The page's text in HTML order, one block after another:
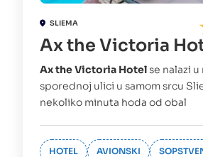
SLIEMA
Ax the Victoria
Ax the Victoria Hotelse nalazi
sporednoj ulici u samom srcu
nekoliko minuta hoda od obal
HOTEL AVIONSKI